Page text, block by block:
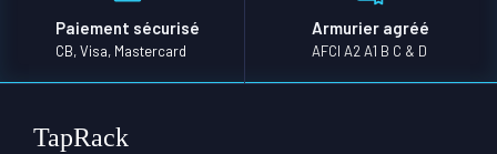
Paiement sécurisé
CB, Visa, Mastercard
Armurier agréé
AFCI A2 A1 B C & D
TapRack